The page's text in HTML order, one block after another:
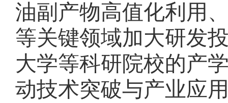
油副产物高值化利用
等关键领域加大研发
大学等科研院校的产
动技术突破与产业应